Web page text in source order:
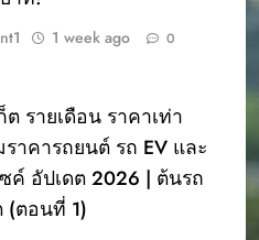
1 week ago 0
ต รายเดือน ราคาเท่า
าคารถยนต์ รถ EV และ
ค์ อัปเดต 2026 | ต้นรถ
(ตอนที่ 1)